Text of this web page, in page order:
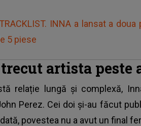
TRACKLIST. INNA a lansat a
5 piese
artista peste
relație lungă și complexă,
Perez. Cei doi și-au făcut
povestea nu a avut un final